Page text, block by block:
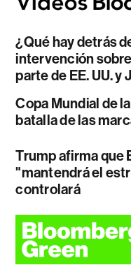
¿Qué hay detrás
intervención
parte de EE. UU. y
Copa Mundial de
batalla de las
Trump afirma que
"mantendrá el
controlará